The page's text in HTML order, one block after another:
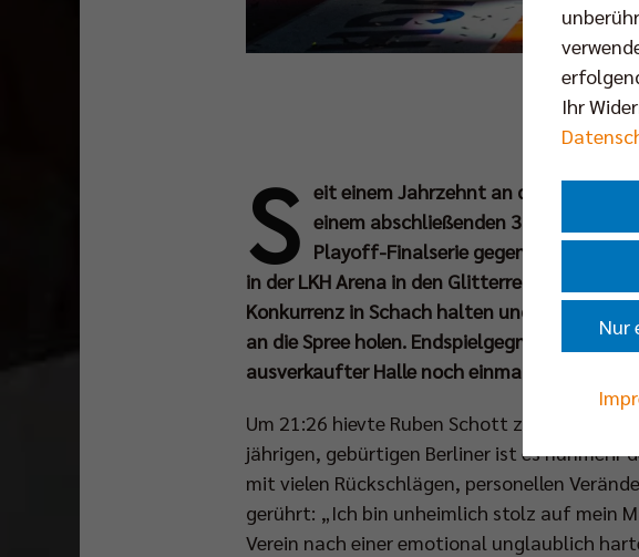
S eit einem Jahrzehnt an der Spitze:
einem abschließenden 3:1-Erfolg
Playoff-Finalserie gegen die SVG
in der LKH Arena in den Glitterregen.
Konkurrenz in Schach halten und nach
an die Spree holen. Endspielgegner
ausverkaufter Halle noch einmal gehörig
Um 21:26 hievte Ruben Schott zum vierten
jährigen, gebürtigen Berliner ist es nunmehr
mit vielen Rückschlägen, personellen
gerührt: „Ich bin unheimlich stolz auf mein
Verein nach einer emotional unglaublich
Ihr
Nur